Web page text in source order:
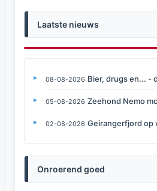
Laatste nieuws
08-08-2026 Bier, drugs en... -
05-08-2026 Zeehond Nemo
02-08-2026 Geirangerfjord
Onroerend goed